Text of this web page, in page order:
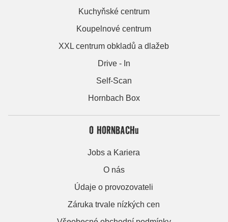
Kuchyňské centrum
Koupelnové centrum
XXL centrum obkladů a dlažeb
Drive - In
Self-Scan
Hornbach Box
O HORNBACHu
Jobs a Kariera
O nás
Údaje o provozovateli
Záruka trvale nízkých cen